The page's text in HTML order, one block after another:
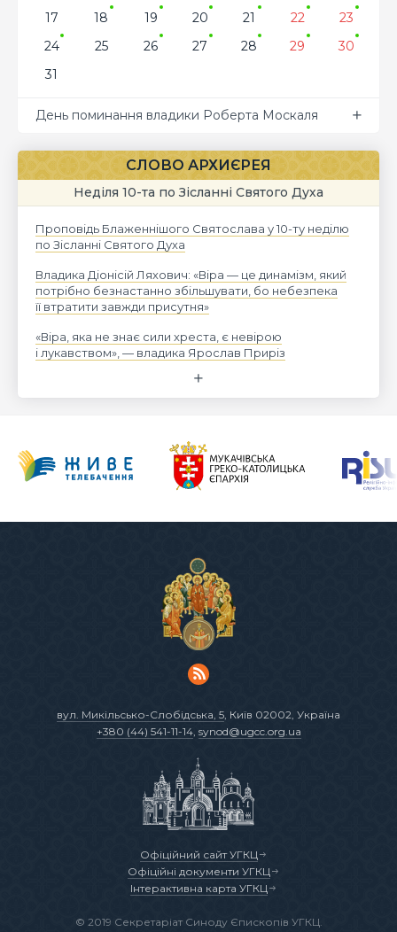
17
18 19 20 21 22
23
24
25 26 27 28 29
30
31
День поминання владики Роберта Москаля
СЛОВО АРХИЄРЕЯ
Неділя 10-та по Зісланні Святого Духа
Проповідь Блаженнішого Святослава у 10-ту неділю
по Зісланні Святого Духа
Владика Діонісій Ляхович: «Віра — це динамізм, який
потрібно безнастанно збільшувати, бо небезпека
її втратити завжди присутня»
«Віра, яка не знає сили хреста, є невірою
і лукавством», — владика Ярослав Приріз
вул. Микільсько-Слобідська, 5, Київ 02002, Україна
+380 (44) 541-11-14, synod@ugcc.org.ua
Офіційний сайт УГКЦ
Офіційні документи УГКЦ
Інтерактивна карта УГКЦ
© 2019 Секретаріат Синоду Єпископів УГКЦ.